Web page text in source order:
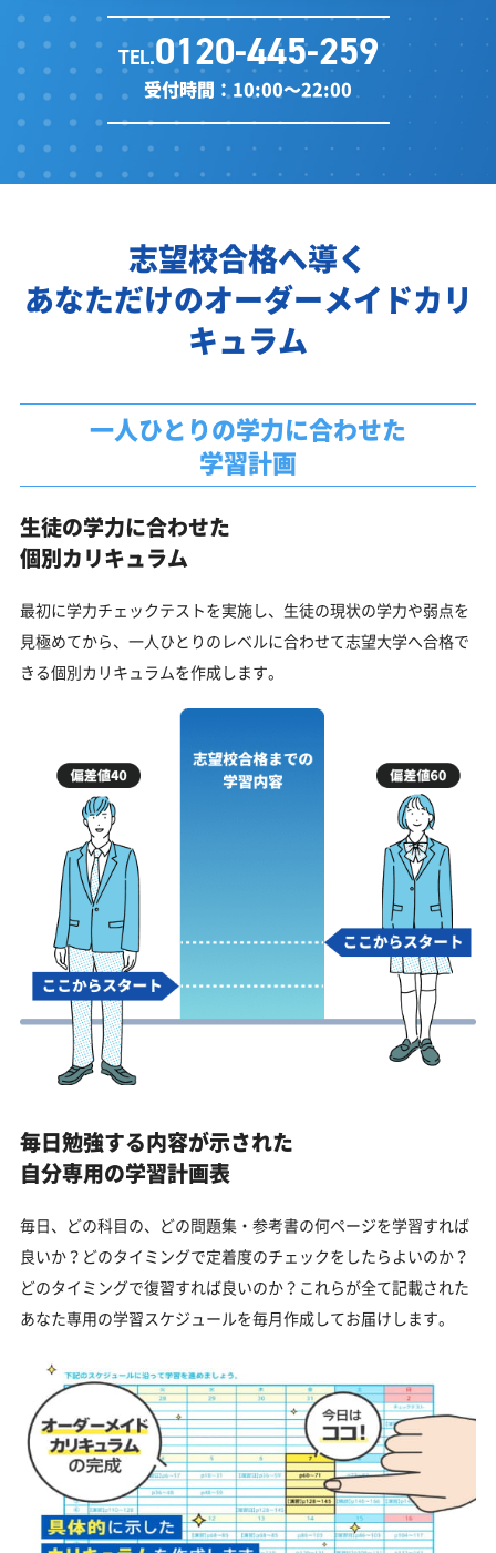
TEL.0120-445-259
受付時間：10:00～22:00
志望校合格へ導く
あなただけのオーダーメイドカリ
キュラム
一人ひとりの学力に合わせた
学習計画
生徒の学力に合わせた
個別カリキュラム
最初に学力チェックテストを実施し、生徒の現状の学力や弱点を
見極めてから、一人ひとりのレベルに合わせて志望大学へ合格で
きる個別カリキュラムを作成します。
毎日勉強する内容が示された
自分専用の学習計画表
毎日、どの科目の、どの問題集・参考書の何ページを学習すれば
良いか？どのタイミングで定着度のチェックをしたらよいのか？
どのタイミングで復習すれば良いのか？これらが全て記載された
あなた専用の学習スケジュールを毎月作成してお届けします。